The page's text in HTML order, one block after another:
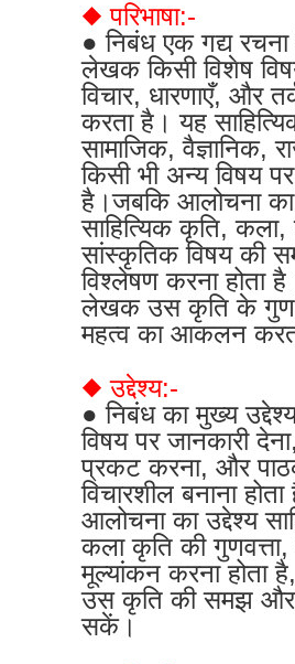
◆ परिभाषा:-
● निबंध एक गद्य
लेखक किसी विशेष
विचार, धारणाएँ, और
करता है। यह
सामाजिक, वैज्ञानिक,
किसी भी अन्य विषय
है।जबकि आलोचना का
साहित्यिक कृति, कला,
सांस्कृतिक विषय की
विश्लेषण करना होता
लेखक उस कृति के
महत्व का आकलन
◆ उद्देश्य:-
● निबंध का मुख्य
विषय पर जानकारी
प्रकट करना, और
विचारशील बनाना
आलोचना का उद्देश्य
कला कृति की
मूल्यांकन करना होता
उस कृति की समझ और
सकें।